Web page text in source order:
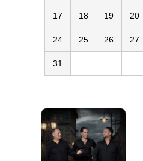
17 18 19 20
24 25 26 27
31